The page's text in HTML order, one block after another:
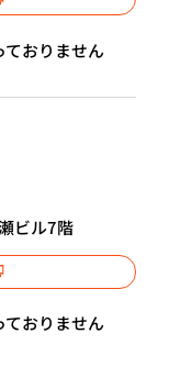
おりません
ビル7階
おりません